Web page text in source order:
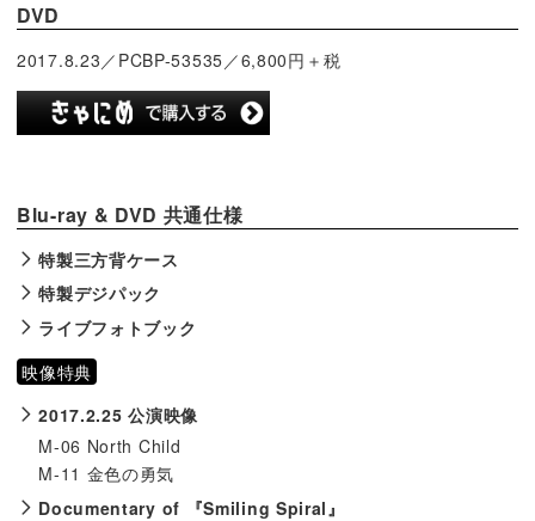
DVD
2017.8.23／PCBP-53535／6,800円＋税
Blu-ray & DVD 共通仕様
特製三方背ケース
特製デジパック
ライブフォトブック
映像特典
2017.2.25 公演映像
M-06 North Child
M-11 金色の勇気
Documentary of 『Smiling Spiral』